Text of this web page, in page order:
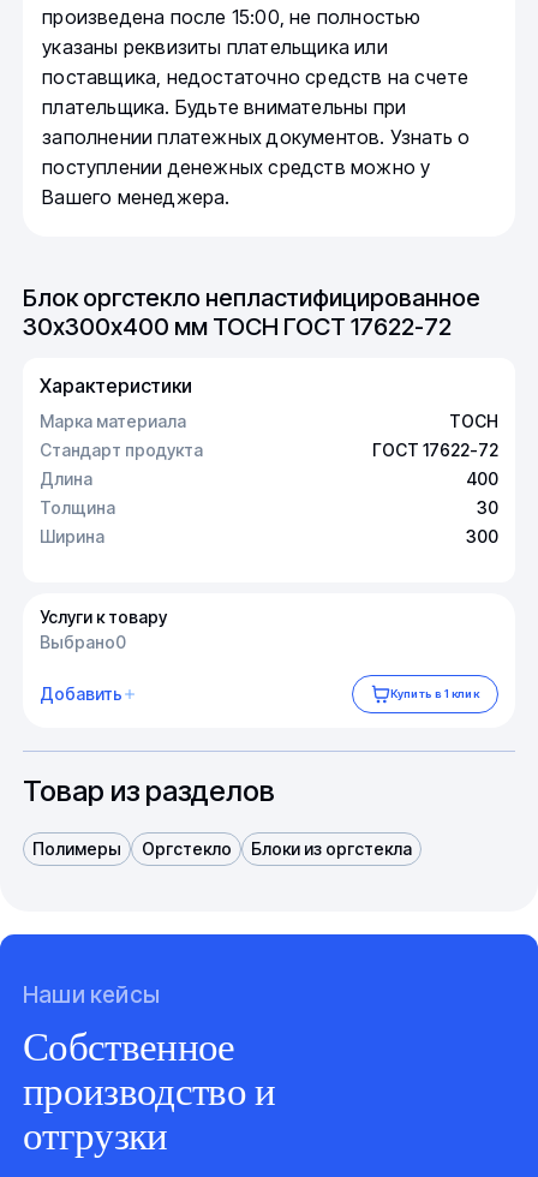
произведена после 15:00, не полностью
указаны реквизиты плательщика или
поставщика, недостаточно средств на счете
плательщика. Будьте внимательны при
заполнении платежных документов. Узнать о
поступлении денежных средств можно у
Вашего менеджера.
Блок оргстекло непластифицированное
30х300х400 мм ТОСН ГОСТ 17622-72
Характеристики
Марка материала
ТОСН
Стандарт продукта
ГОСТ 17622-72
Длина
400
Толщина
30
Ширина
300
Услуги к товару
Выбрано0
Добавить Купить в 1 клик
Товар из разделов
Полимеры Оргстекло Блоки из оргстекла
Наши кейсы
Собственное
производство и
отгрузки